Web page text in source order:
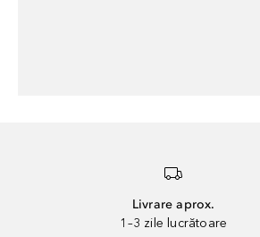
Livrare aprox.
1–3 zile lucrătoare